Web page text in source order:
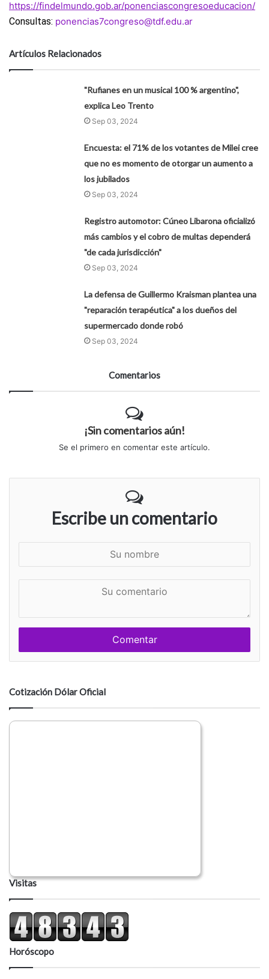
https://findelmundo.gob.ar/ponenciascongresoeducacion/
Consultas: ponencias7congreso@tdf.edu.ar
Artículos Relacionados
"Rufianes en un musical 100 % argentino",
explica Leo Trento
Sep 03, 2024
Encuesta: el 71% de los votantes de Milei cree
que no es momento de otorgar un aumento a
los jubilados
Sep 03, 2024
Registro automotor: Cúneo Libarona oficializó
más cambios y el cobro de multas dependerá
"de cada jurisdicción"
Sep 03, 2024
La defensa de Guillermo Kraisman plantea una
"reparación terapéutica" a los dueños del
supermercado donde robó
Sep 03, 2024
Comentarios
¡Sin comentarios aún!
Se el primero en comentar este artículo.
Escribe un comentario
n
i
o
Cotización Dólar Oficial
Visitas
Horóscopo